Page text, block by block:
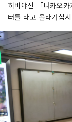
히비야선 「나카오
터를 타고 올라가십